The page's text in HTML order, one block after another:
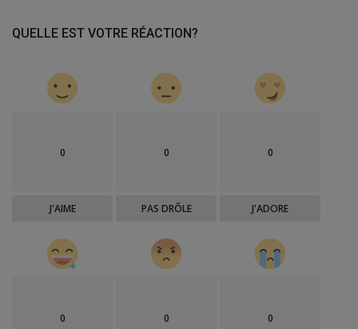
QUELLE EST VOTRE RÉACTION?
0
J'AIME
0
PAS DRÔLE
0
J'ADORE
0 0 0